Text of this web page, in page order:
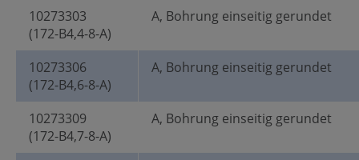
10273303
(172-B4,4-8-A)
A, Bohrung einseitig gerundet
10273306
(172-B4,6-8-A)
A, Bohrung einseitig gerundet
10273309
(172-B4,7-8-A)
A, Bohrung einseitig gerundet